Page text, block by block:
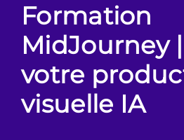
Formation
MidJourney
votre
visuelle IA